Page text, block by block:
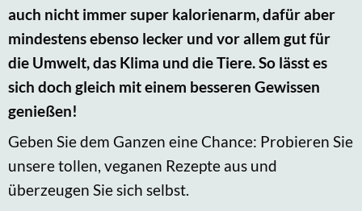
auch nicht immer super kalorienarm, dafür aber
mindestens ebenso lecker und vor allem gut für
die Umwelt, das Klima und die Tiere. So lässt es
sich doch gleich mit einem besseren Gewissen
genießen!
Geben Sie dem Ganzen eine Chance: Probieren Sie
unsere tollen, veganen Rezepte aus und
überzeugen Sie sich selbst.